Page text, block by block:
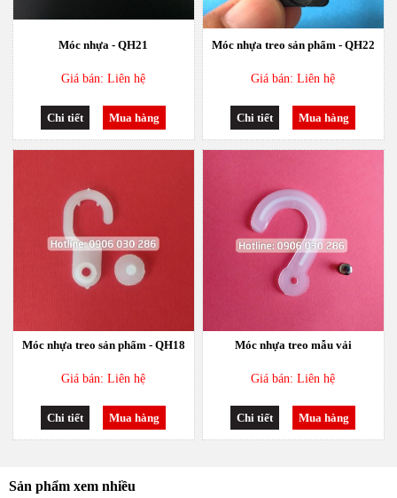
Móc nhựa - QH21
Giá bán: Liên hệ
Chi tiết Mua hàng
Móc nhựa treo sản phẩm - QH22
Giá bán: Liên hệ
Chi tiết Mua hàng
Móc nhựa treo sản phẩm - QH18
Giá bán: Liên hệ
Chi tiết Mua hàng
Móc nhựa treo mẫu vải
Giá bán: Liên hệ
Chi tiết Mua hàng
Sản phẩm xem nhiều